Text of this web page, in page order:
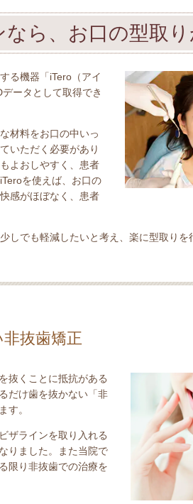
ら、お口の型取
る機器「iTero（アイ
ータとして取得でき
材料をお口の中いっ
いただく必要があり
よおしやすく、患者
を使えば、お口の
感がほぼなく、患者
しでも軽減したいと考え、楽に型取りを
抜歯矯正
抜くことに抵抗がある
だけ歯を抜かない「非
す。
ザラインを取り入れる
りました。また当院で
限り非抜歯での治療を